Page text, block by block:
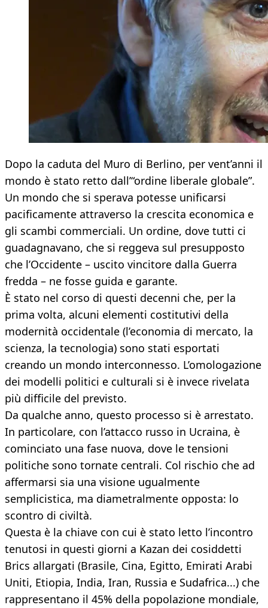
Dopo la caduta del Muro di Berlino, per vent’anni il
mondo è stato retto dall’“ordine liberale globale”.
Un mondo che si sperava potesse unificarsi
pacificamente attraverso la crescita economica e
gli scambi commerciali. Un ordine, dove tutti ci
guadagnavano, che si reggeva sul presupposto
che l’Occidente – uscito vincitore dalla Guerra
fredda – ne fosse guida e garante.
È stato nel corso di questi decenni che, per la
prima volta, alcuni elementi costitutivi della
modernità occidentale (l’economia di mercato, la
scienza, la tecnologia) sono stati esportati
creando un mondo interconnesso. L’omologazione
dei modelli politici e culturali si è invece rivelata
più difficile del previsto.
Da qualche anno, questo processo si è arrestato.
In particolare, con l’attacco russo in Ucraina, è
cominciato una fase nuova, dove le tensioni
politiche sono tornate centrali. Col rischio che ad
affermarsi sia una visione ugualmente
semplicistica, ma diametralmente opposta: lo
scontro di civiltà.
Questa è la chiave con cui è stato letto l’incontro
tenutosi in questi giorni a Kazan dei cosiddetti
Brics allargati (Brasile, Cina, Egitto, Emirati Arabi
Uniti, Etiopia, India, Iran, Russia e Sudafrica...) che
rappresentano il 45% della popolazione mondiale,